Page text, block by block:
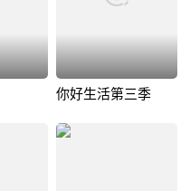
你好生活第三季